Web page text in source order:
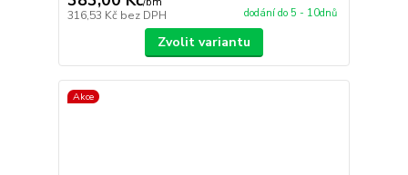
316,53 Kč bez DPH dodání do 5 - 10dnů
Zvolit variantu
Akce